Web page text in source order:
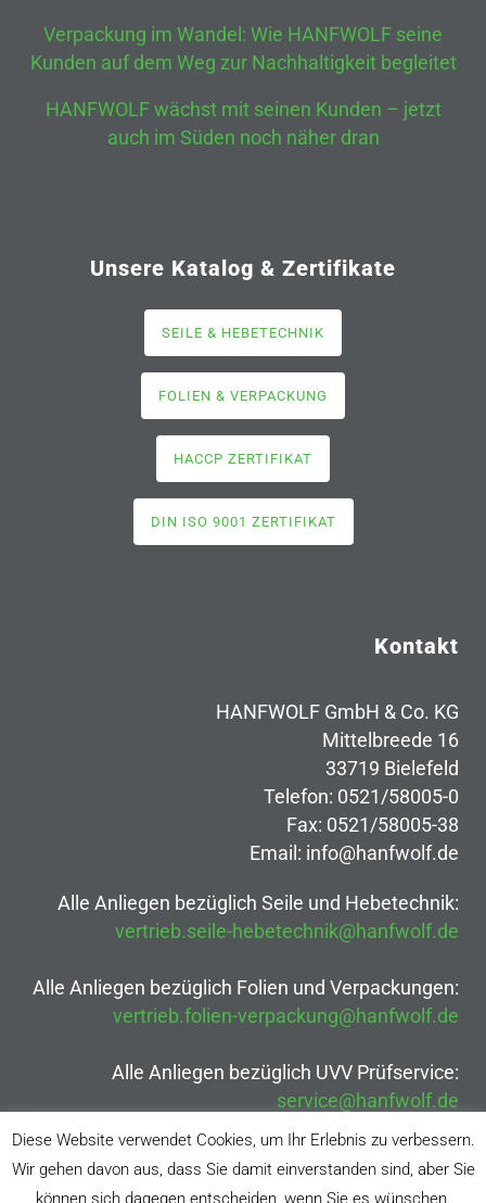
Verpackung im Wandel: Wie HANFWOLF seine
Kunden auf dem Weg zur Nachhaltigkeit begleitet
HANFWOLF wächst mit seinen Kunden – jetzt
auch im Süden noch näher dran
Unsere Katalog & Zertifikate
SEILE & HEBETECHNIK
FOLIEN & VERPACKUNG
HACCP ZERTIFIKAT
DIN ISO 9001 ZERTIFIKAT
Kontakt
HANFWOLF GmbH & Co. KG
Mittelbreede 16
33719 Bielefeld
Telefon: 0521/58005-0
Fax: 0521/58005-38
Email: info@hanfwolf.de
Alle Anliegen bezüglich Seile und Hebetechnik:
vertrieb.seile-hebetechnik@hanfwolf.de
Alle Anliegen bezüglich Folien und Verpackungen:
vertrieb.folien-verpackung@hanfwolf.de
Alle Anliegen bezüglich UVV Prüfservice:
service@hanfwolf.de
Impressum, Datenschutz & AGBs
Diese Website verwendet Cookies, um Ihr Erlebnis zu verbessern.
Wir gehen davon aus, dass Sie damit einverstanden sind, aber Sie
können sich dagegen entscheiden, wenn Sie es wünschen.